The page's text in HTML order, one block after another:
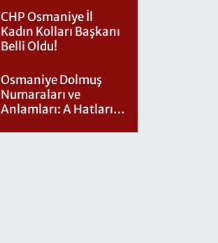
CHP Osmaniye İl
Kadın Kolları Başkanı
Belli Oldu!
Osmaniye Dolmuş
Numaraları ve
Anlamları: A Hatları